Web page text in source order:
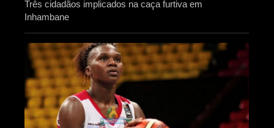
Três cidadãos implicados na caça furtiva em
Inhambane